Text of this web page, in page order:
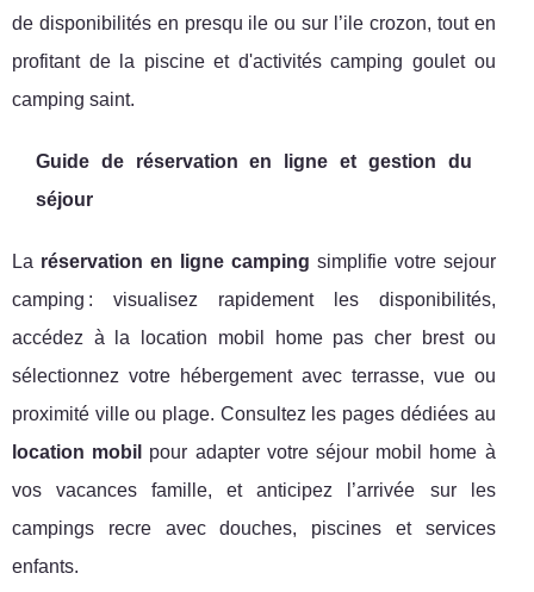
de disponibilités en presqu ile ou sur l’ile crozon, tout en
profitant de la piscine et d'activités camping goulet ou
camping saint.
Guide de réservation en ligne et gestion du
séjour
La réservation en ligne camping simplifie votre sejour
camping : visualisez rapidement les disponibilités,
accédez à la location mobil home pas cher brest ou
sélectionnez votre hébergement avec terrasse, vue ou
proximité ville ou plage. Consultez les pages dédiées au
location mobil
pour adapter votre séjour mobil home à
vos vacances famille, et anticipez l’arrivée sur les
campings recre avec douches, piscines et services
enfants.